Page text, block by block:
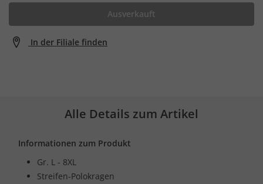
Ausverkauft
In der Filiale finden
Alle Details zum Artikel
Informationen zum Produkt
Gr. L - 8XL
Streifen-Polokragen